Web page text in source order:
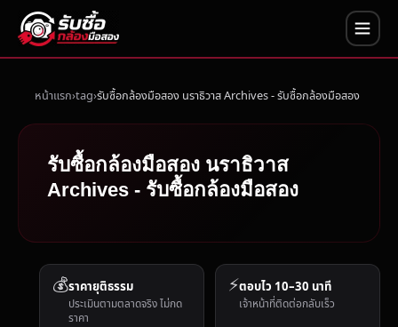
หน้าแรก tag รับซื้อกล้องมือสอง นราธิวาส Archives - รับซื้อกล้องมือสอง
รับซื้อกล้องมือสอง นราธิวาส
Archives - รับซื้อกล้องมือสอง
💰ราคายุติธรรม
ประเมินตามตลาดจริง ไม่กด
ราคา
⚡ตอบไว 10–30 นาที
เจ้าหน้าที่ติดต่อกลับเร็ว